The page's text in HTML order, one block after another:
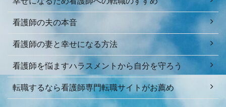
看護師の夫の本音
看護師の妻と幸せになる方法
看護師を悩ますハラスメントから自分を守ろう
転職するなら看護師専門転職サイトがお薦め